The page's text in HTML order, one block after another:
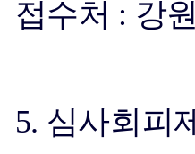
접수처 : 강
5. 심사회피